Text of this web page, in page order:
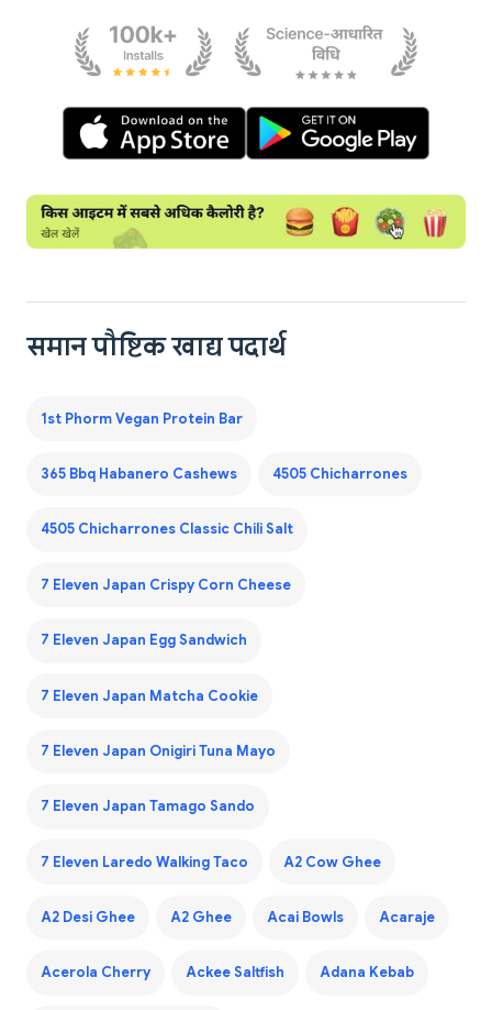
समान पौष्टिक खाद्य पदार्थ
1st Phorm Vegan Protein Bar
365 Bbq Habanero Cashews 4505 Chicharrones
4505 Chicharrones Classic Chili Salt
7 Eleven Japan Crispy Corn Cheese
7 Eleven Japan Egg Sandwich
7 Eleven Japan Matcha Cookie
7 Eleven Japan Onigiri Tuna Mayo
7 Eleven Japan Tamago Sando
7 Eleven Laredo Walking Taco A2 Cow Ghee
A2 Desi Ghee A2 Ghee Acai Bowls Acaraje
Acerola Cherry Ackee Saltfish Adana Kebab